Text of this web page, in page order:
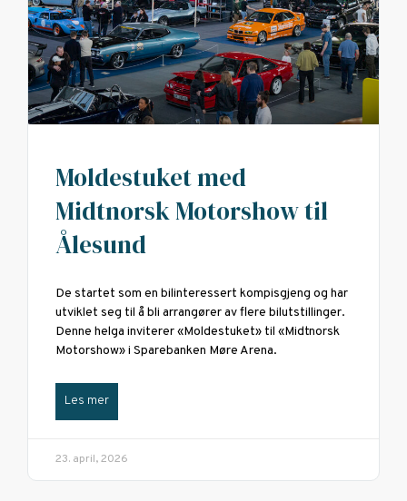
Moldestuket med
Midtnorsk Motorshow til
Ålesund
De startet som en bilinteressert kompisgjeng og har
utviklet seg til å bli arrangører av flere bilutstillinger.
Denne helga inviterer «Moldestuket» til «Midtnorsk
Motorshow» i Sparebanken Møre Arena.
Les mer
23. april, 2026